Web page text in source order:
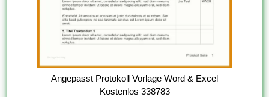
Angepasst Protokoll Vorlage Word & Excel
Kostenlos 338783